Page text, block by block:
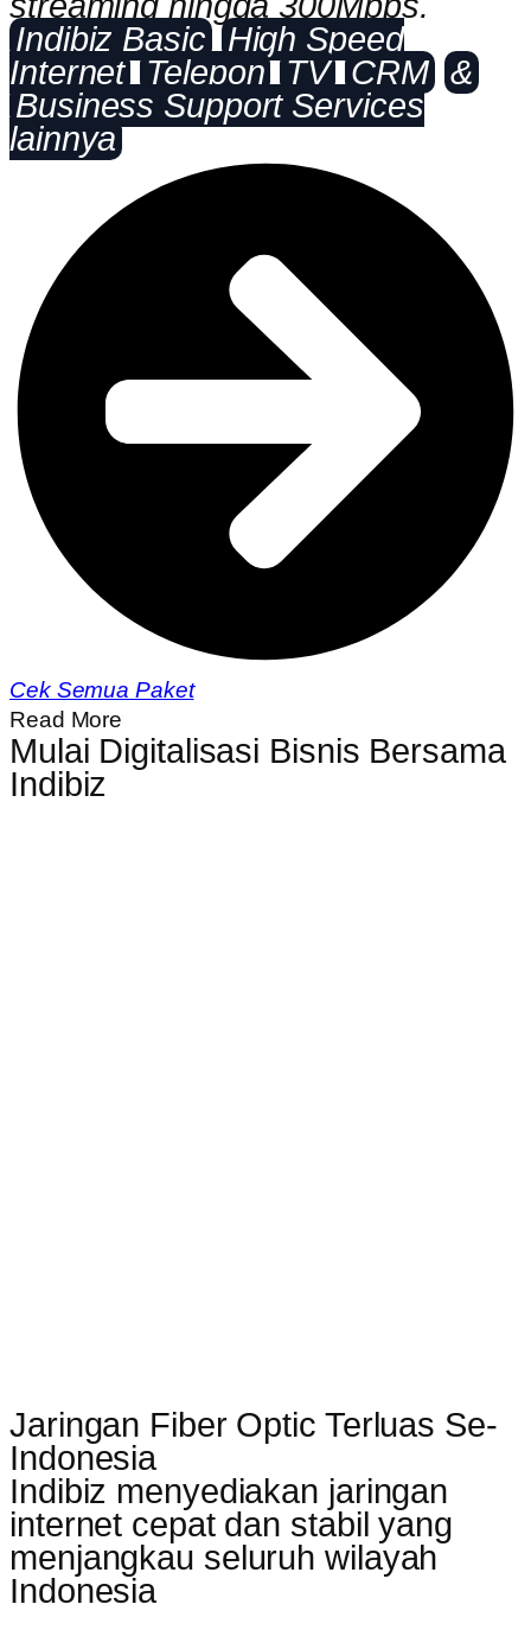
Indibiz Basic
High Speed
Internet
Telepon TV CRM &
Business Support Services
lainnya
Cek Semua Paket
Read More
Mulai Digitalisasi Bisnis Bersama
Indibiz
Jaringan Fiber Optic Terluas Se-
Indonesia
Indibiz menyediakan jaringan
internet cepat dan stabil yang
menjangkau seluruh wilayah
Indonesia